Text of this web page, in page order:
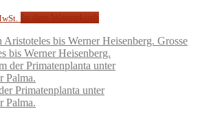
Grosse
bis Werner Heisenberg.
Primatenplanta unter
Palma.